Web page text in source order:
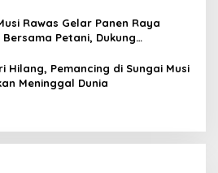
Rawas Gelar Panen Raya
Petani, Dukung
Hilang, Pemancing di Sungai Musi
Meninggal Dunia